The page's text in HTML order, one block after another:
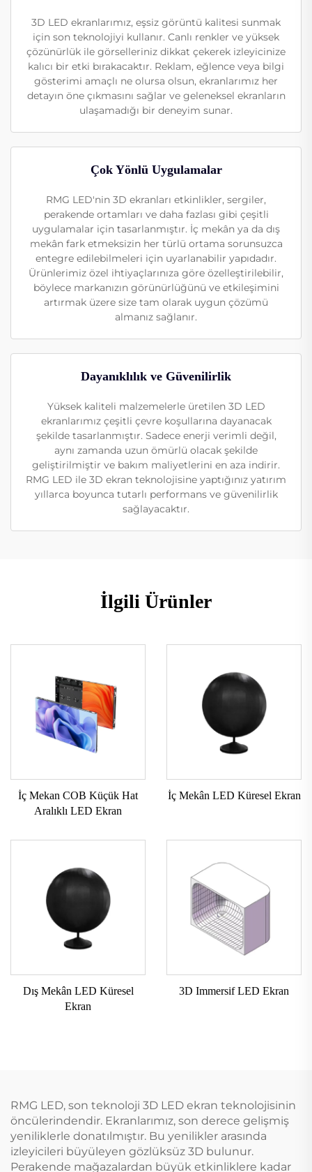
3D LED ekranlarımız, eşsiz görüntü kalitesi sunmak
için son teknolojiyi kullanır. Canlı renkler ve yüksek
çözünürlük ile görselleriniz dikkat çekerek izleyicinize
kalıcı bir etki bırakacaktır. Reklam, eğlence veya bilgi
gösterimi amaçlı ne olursa olsun, ekranlarımız her
detayın öne çıkmasını sağlar ve geleneksel ekranların
ulaşamadığı bir deneyim sunar.
Çok Yönlü Uygulamalar
RMG LED'nin 3D ekranları etkinlikler, sergiler,
perakende ortamları ve daha fazlası gibi çeşitli
uygulamalar için tasarlanmıştır. İç mekân ya da dış
mekân fark etmeksizin her türlü ortama sorunsuzca
entegre edilebilmeleri için uyarlanabilir yapıdadır.
Ürünlerimiz özel ihtiyaçlarınıza göre özelleştirilebilir,
böylece markanızın görünürlüğünü ve etkileşimini
artırmak üzere size tam olarak uygun çözümü
almanız sağlanır.
Dayanıklılık ve Güvenilirlik
Yüksek kaliteli malzemelerle üretilen 3D LED
ekranlarımız çeşitli çevre koşullarına dayanacak
şekilde tasarlanmıştır. Sadece enerji verimli değil,
aynı zamanda uzun ömürlü olacak şekilde
geliştirilmiştir ve bakım maliyetlerini en aza indirir.
RMG LED ile 3D ekran teknolojisine yaptığınız yatırım
yıllarca boyunca tutarlı performans ve güvenilirlik
sağlayacaktır.
İlgili Ürünler
İç Mekan COB Küçük Hat
Aralıklı LED Ekran
İç Mekân LED Küresel Ekran
Dış Mekân LED Küresel
Ekran
3D Immersif LED Ekran
RMG LED, son teknoloji 3D LED ekran teknolojisinin
öncülerindendir. Ekranlarımız, son derece gelişmiş
yeniliklerle donatılmıştır. Bu yenilikler arasında
izleyicileri büyüleyen gözlüksüz 3D bulunur.
Perakende mağazalardan büyük etkinliklere kadar